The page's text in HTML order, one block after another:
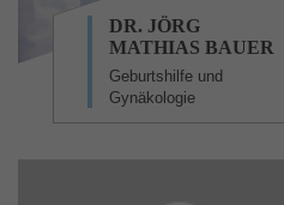
DR. JÖRG
MATHIAS BAUER
Geburtshilfe und
Gynäkologie